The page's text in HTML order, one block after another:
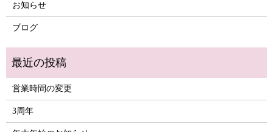
お知らせ
ブログ
営業時間の変更
3周年